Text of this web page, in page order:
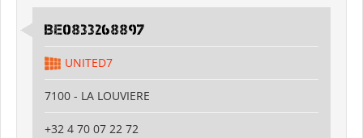
BE0833268897
UNITED7
7100 - LA LOUVIERE
+32 4 70 07 22 72